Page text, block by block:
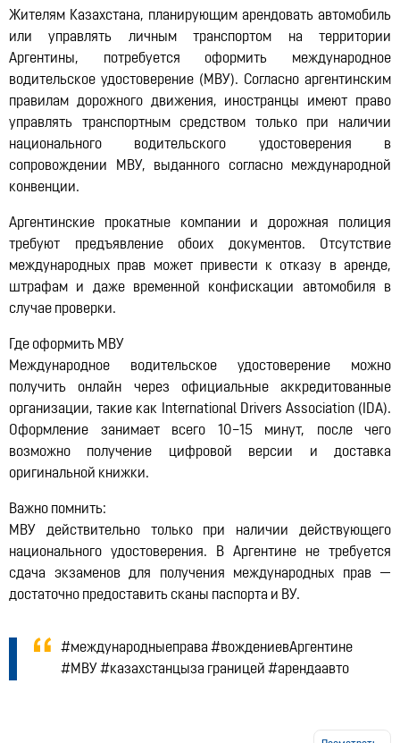
Жителям Казахстана, планирующим арендовать автомобиль
или управлять личным транспортом на территории
Аргентины, потребуется оформить международное
водительское удостоверение (МВУ). Согласно аргентинским
правилам дорожного движения, иностранцы имеют право
управлять транспортным средством только при наличии
национального водительского удостоверения в
сопровождении МВУ, выданного согласно международной
конвенции.
Аргентинские прокатные компании и дорожная полиция
требуют предъявление обоих документов. Отсутствие
международных прав может привести к отказу в аренде,
штрафам и даже временной конфискации автомобиля в
случае проверки.
Где оформить МВУ
Международное водительское удостоверение можно
получить онлайн через официальные аккредитованные
организации, такие как International Drivers Association (IDA).
Оформление занимает всего 10–15 минут, после чего
возможно получение цифровой версии и доставка
оригинальной книжки.
Важно помнить:
МВУ действительно только при наличии действующего
национального удостоверения. В Аргентине не требуется
сдача экзаменов для получения международных прав —
достаточно предоставить сканы паспорта и ВУ.
#международныеправа #вождениевАргентине
#МВУ #казахстанцыза границей #арендаавто